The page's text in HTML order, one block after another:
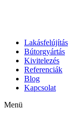
Lakásfelújítás
Bútorgyártás
Kivitelezés
Referenciák
Blog
Kapcsolat
Menü